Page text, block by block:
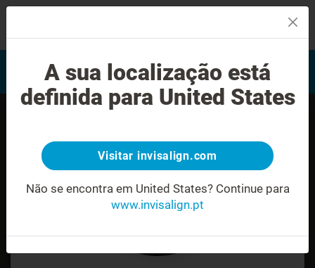
Avaliação do sorriso
Encontrar um Invisalign
provider
A sua localização está
definida para United States
Visitar invisalign.com
Não se encontra em United States? Continue para
www.invisalign.pt